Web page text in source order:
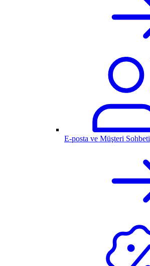
E-posta ve Müşteri Sohbeti